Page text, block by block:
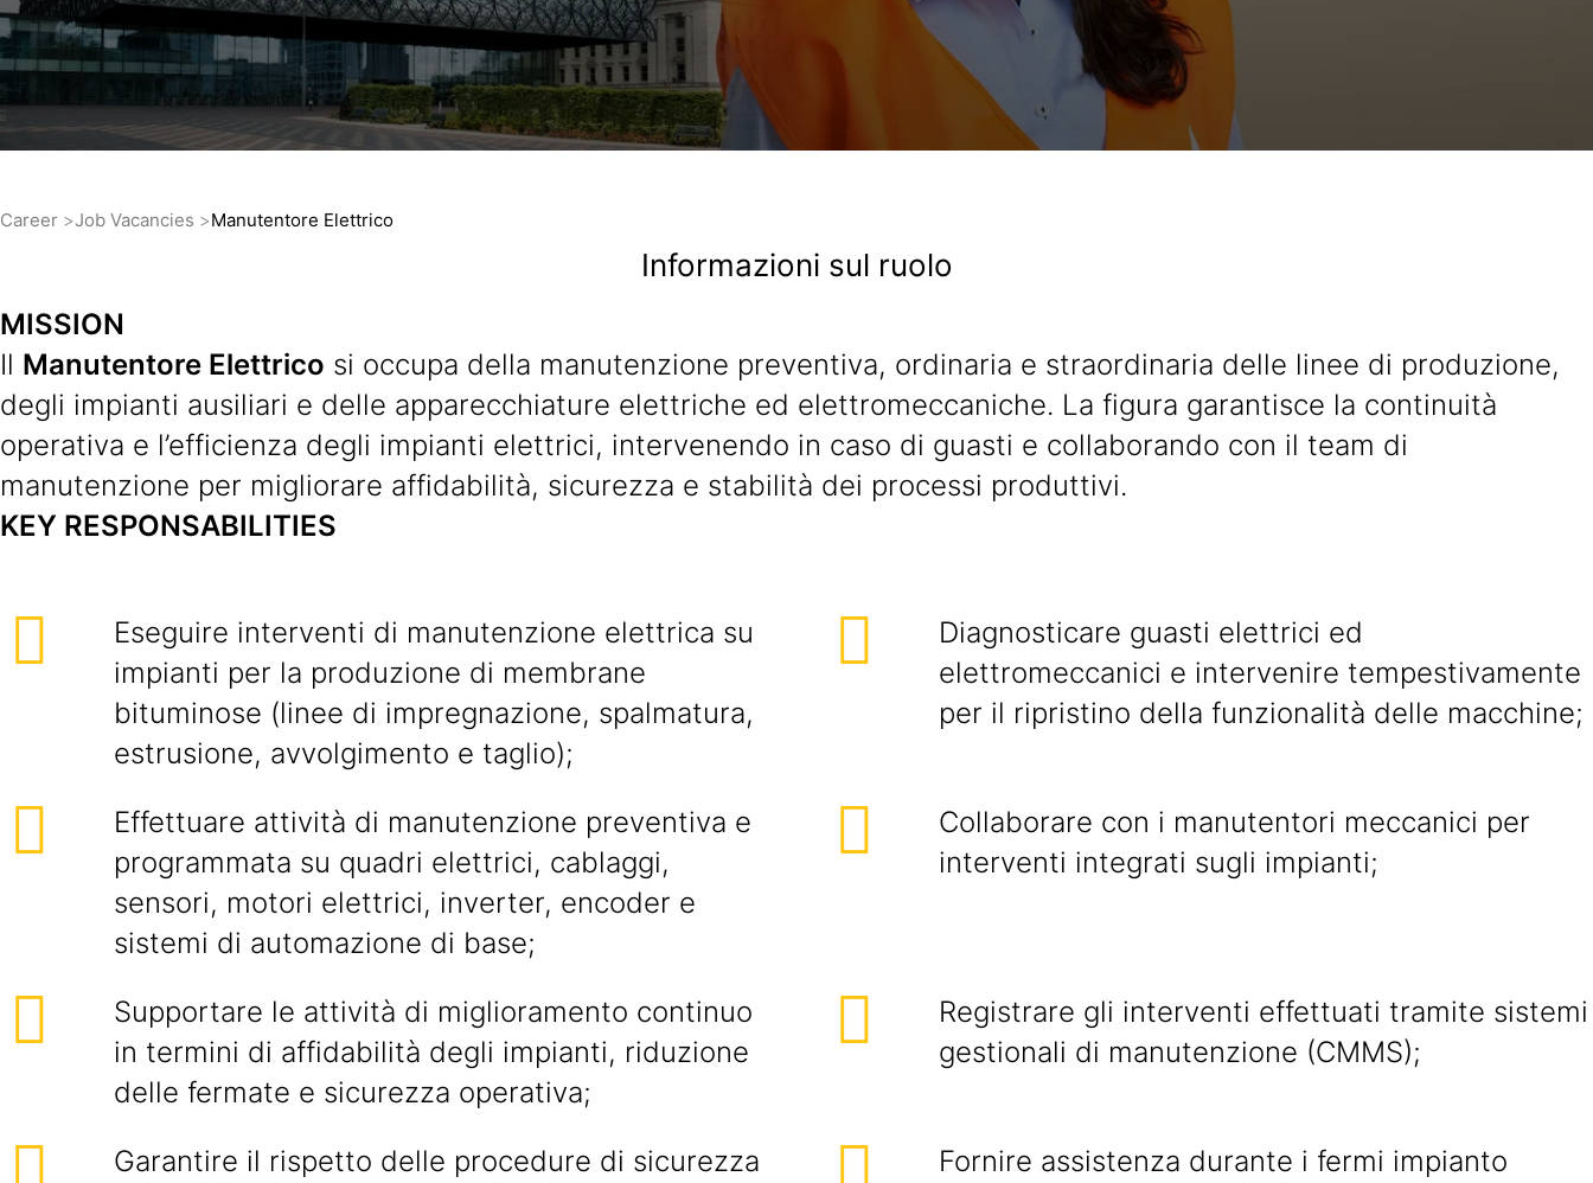
Career Job Vacancies Manutentore Elettrico
Informazioni sul ruolo
MISSION
Il Manutentore Elettrico si occupa della manutenzione preventiva, ordinaria e straordinaria delle linee di produzione,
degli impianti ausiliari e delle apparecchiature elettriche ed elettromeccaniche. La figura garantisce la continuità
operativa e l’efficienza degli impianti elettrici, intervenendo in caso di guasti e collaborando con il team di
manutenzione per migliorare affidabilità, sicurezza e stabilità dei processi produttivi.
KEY RESPONSABILITIES
Eseguire interventi di manutenzione elettrica su
impianti per la produzione di membrane
bituminose (linee di impregnazione, spalmatura,
estrusione, avvolgimento e taglio);
Diagnosticare guasti elettrici ed
elettromeccanici e intervenire tempestivamente
per il ripristino della funzionalità delle macchine;
Effettuare attività di manutenzione preventiva e
programmata su quadri elettrici, cablaggi,
sensori, motori elettrici, inverter, encoder e
sistemi di automazione di base;
Collaborare con i manutentori meccanici per
interventi integrati sugli impianti;
Supportare le attività di miglioramento continuo
in termini di affidabilità degli impianti, riduzione
delle fermate e sicurezza operativa;
Registrare gli interventi effettuati tramite sistemi
gestionali di manutenzione (CMMS);
Garantire il rispetto delle procedure di sicurezza
Fornire assistenza durante i fermi impianto